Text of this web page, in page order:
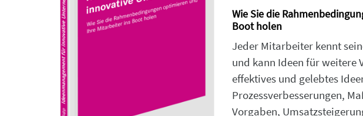
Wie Sie die
Boot holen
Jeder Mitarbeiter kennt
und kann Ideen für weitere
effektives und gelebtes
Prozessverbesserungen,
Vorgaben,